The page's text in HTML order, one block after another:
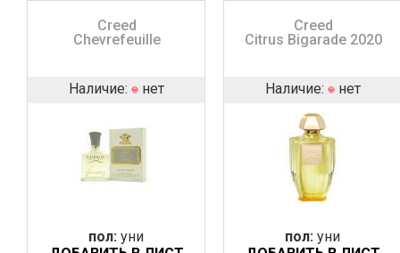
Creed
Chevrefeuille
Наличие: нет
пол: уни
Creed
Citrus Bigarade 2020
Наличие: нет
пол: уни